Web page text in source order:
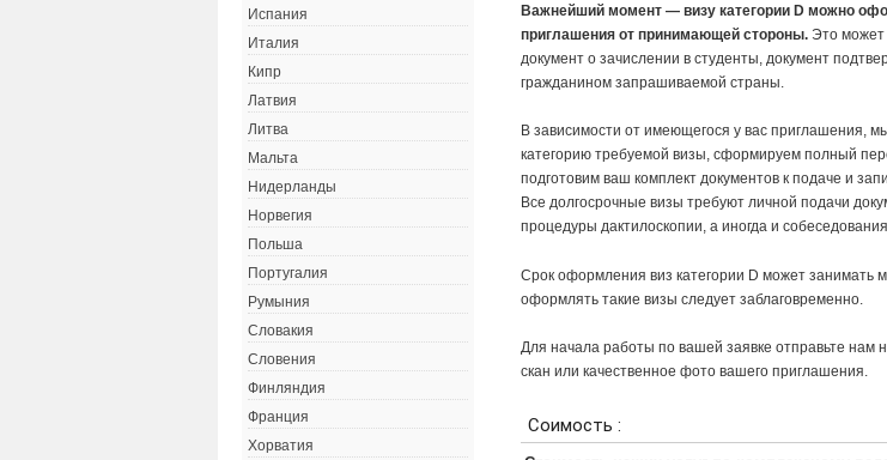
Важнейший момент — визу категории D можно
приглашения от принимающей стороны. Это может
документ о зачислении в студенты, документ
гражданином запрашиваемой страны.
В зависимости от имеющегося у вас приглашения,
категорию требуемой визы, сформируем полный
подготовим ваш комплект документов к подаче и
Все долгосрочные визы требуют личной подачи
процедуры дактилоскопии, а иногда и
Срок оформления виз категории D может занимать
оформлять такие визы следует заблаговременно.
Для начала работы по вашей заявке отправьте нам
скан или качественное фото вашего приглашения.
Испания
Италия
Кипр
Латвия
Литва
Мальта
Нидерланды
Норвегия
Польша
Португалия
Румыния
Словакия
Словения
Финляндия
Франция
Хорватия